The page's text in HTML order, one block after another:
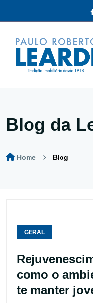
Blog da
Home Blog
GERAL
como o
te manter